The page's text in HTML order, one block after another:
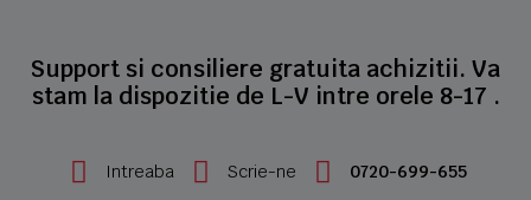
Support si consiliere gratuita achizitii. Va
stam la dispozitie de L-V intre orele 8-17 .
Intreaba Scrie-ne 0720-699-655